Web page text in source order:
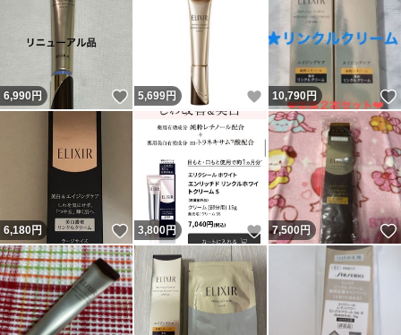
6,990円 いいね！
5,699円 いいね！
10,790円
6,180円 いいね！
3,800円 いいね！
7,500円